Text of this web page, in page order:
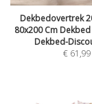
Dekbedovertrek
80x200 Cm
Dekbed-
€ 61,99